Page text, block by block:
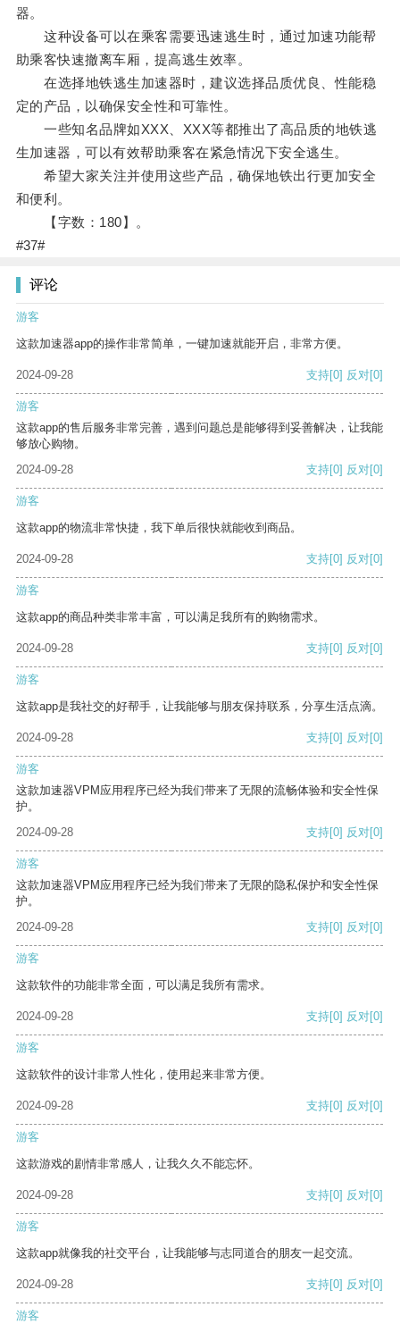
器。
这种设备可以在乘客需要迅速逃生时，通过加速功能帮
助乘客快速撤离车厢，提高逃生效率。
在选择地铁逃生加速器时，建议选择品质优良、性能稳
定的产品，以确保安全性和可靠性。
一些知名品牌如XXX、XXX等都推出了高品质的地铁逃
生加速器，可以有效帮助乘客在紧急情况下安全逃生。
希望大家关注并使用这些产品，确保地铁出行更加安全
和便利。
【字数：180】。
#37#
评论
游客
这款加速器app的操作非常简单，一键加速就能开启，非常方便。
2024-09-28 支持[0] 反对[0]
游客
这款app的售后服务非常完善，遇到问题总是能够得到妥善解决，让我能
够放心购物。
2024-09-28
支持[0] 反对[0]
游客
这款app的物流非常快捷，我下单后很快就能收到商品。
2024-09-28 支持[0] 反对[0]
游客
这款app的商品种类非常丰富，可以满足我所有的购物需求。
2024-09-28 支持[0] 反对[0]
游客
这款app是我社交的好帮手，让我能够与朋友保持联系，分享生活点滴。
2024-09-28 支持[0] 反对[0]
游客
这款加速器VPM应用程序已经为我们带来了无限的流畅体验和安全性保
护。
2024-09-28
支持[0] 反对[0]
游客
这款加速器VPM应用程序已经为我们带来了无限的隐私保护和安全性保
护。
2024-09-28
支持[0] 反对[0]
游客
这款软件的功能非常全面，可以满足我所有需求。
2024-09-28 支持[0] 反对[0]
游客
这款软件的设计非常人性化，使用起来非常方便。
2024-09-28 支持[0] 反对[0]
游客
这款游戏的剧情非常感人，让我久久不能忘怀。
2024-09-28 支持[0] 反对[0]
游客
这款app就像我的社交平台，让我能够与志同道合的朋友一起交流。
2024-09-28 支持[0] 反对[0]
游客